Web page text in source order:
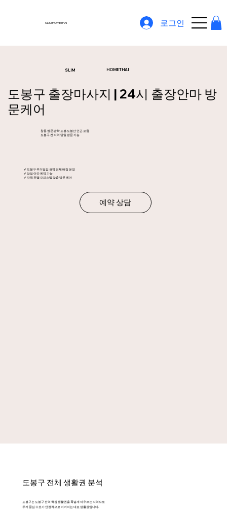
SLIM HOMETHAI 로그인
SLIM HOMETHAI
도봉구 출장마사지 | 24시 출장안마 방
문케어
창동·쌍문·방학·도봉·도봉산 인근 포함
도봉구 전 지역 당일 방문 가능
✔ 도봉구 주거밀집 권역 전체 배정 운영
✔ 당일·야간 예약 가능
✔ 자택·호텔·오피스텔 맞춤 방문 케어
예약 상담
도봉구 전체 생활권 분석
도봉구는 도봉구 전역 핵심 생활권을 폭넓게 아우르는 지역으로
주거 중심 수요가 안정적으로 이어지는 대표 생활권입니다.